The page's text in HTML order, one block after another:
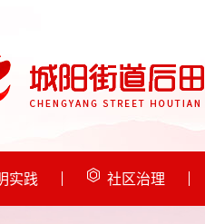
实践 社区治理